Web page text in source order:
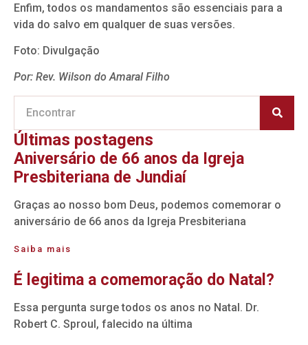
Enfim, todos os mandamentos são essenciais para a
vida do salvo em qualquer de suas versões.
Foto: Divulgação
Por: Rev. Wilson do Amaral Filho
Últimas postagens
Aniversário de 66 anos da Igreja
Presbiteriana de Jundiaí
Graças ao nosso bom Deus, podemos comemorar o
aniversário de 66 anos da Igreja Presbiteriana
Saiba mais
É legitima a comemoração do Natal?
Essa pergunta surge todos os anos no Natal. Dr.
Robert C. Sproul, falecido na última